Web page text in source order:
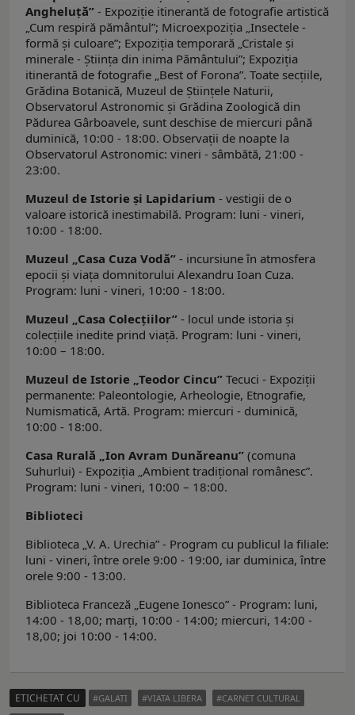
Angheluţă” - Expoziție itinerantă de fotografie artistică
„Cum respiră pământul”; Microexpoziția „Insectele -
formă și culoare”; Expoziția temporară „Cristale şi
minerale - Știința din inima Pământului”; Expoziția
itinerantă de fotografie „Best of Forona”. Toate secțiile,
Grădina Botanică, Muzeul de Ştiinţele Naturii,
Observatorul Astronomic şi Grădina Zoologică din
Pădurea Gârboavele, sunt deschise de miercuri până
duminică, 10:00 - 18:00. Observații de noapte la
Observatorul Astronomic: vineri - sâmbătă, 21:00 -
23:00.
Muzeul de Istorie şi Lapidarium - vestigii de o
valoare istorică inestimabilă. Program: luni - vineri,
10:00 - 18:00.
Muzeul „Casa Cuza Vodă” - incursiune în atmosfera
epocii și viața domnitorului Alexandru Ioan Cuza.
Program: luni - vineri, 10:00 - 18:00.
Muzeul „Casa Colecțiilor” - locul unde istoria și
colecțiile inedite prind viață. Program: luni - vineri,
10:00 – 18:00.
Muzeul de Istorie „Teodor Cincu” Tecuci - Expoziţii
permanente: Paleontologie, Arheologie, Etnografie,
Numismatică, Artă. Program: miercuri - duminică,
10:00 - 18:00.
Casa Rurală „Ion Avram Dunăreanu” (comuna
Suhurlui) - Expoziţia „Ambient tradiţional românesc”.
Program: luni - vineri, 10:00 – 18:00.
Biblioteci
Biblioteca „V. A. Urechia” - Program cu publicul la filiale:
luni - vineri, între orele 9:00 - 19:00, iar duminica, între
orele 9:00 - 13:00.
Biblioteca Franceză „Eugene Ionesco” - Program: luni,
14:00 - 18,00; marți, 10:00 - 14:00; miercuri, 14:00 -
18,00; joi 10:00 - 14:00.
ETICHETAT CU GALATI VIATA LIBERA
CARNET CULTURAL